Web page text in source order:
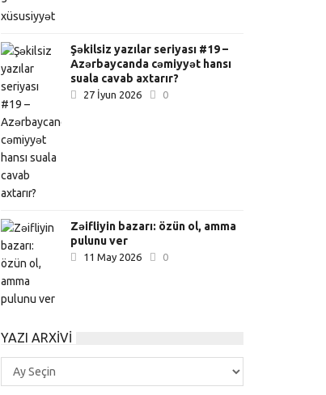
Şəkilsiz yazılar seriyası #19 –
Azərbaycanda cəmiyyət hansı
suala cavab axtarır?
27 İyun 2026 0
Zəifliyin bazarı: özün ol, amma
pulunu ver
11 May 2026 0
YAZI ARXIVI
Yazı
Arxivi